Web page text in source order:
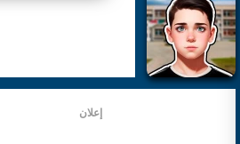
إعلان